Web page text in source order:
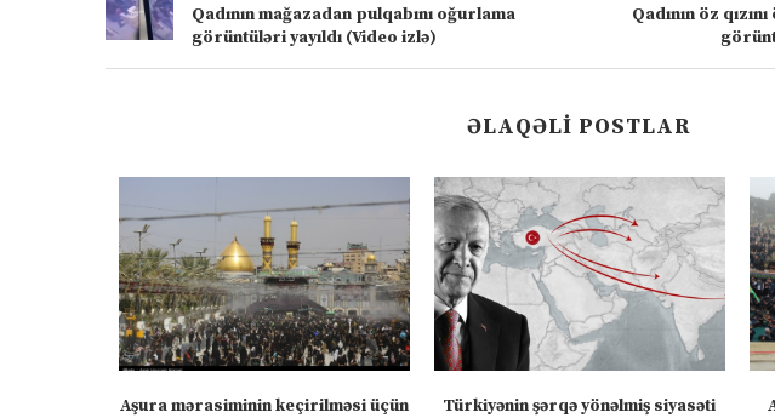
Qadının mağazadan pulqabını oğurlama
görüntüləri yayıldı (Video izlə)
Qadının öz
ƏLAQƏLI POSTLAR
Aşura mərasiminin keçirilməsi üçün
Türkiyənin şərqə yönəlmiş siyasəti